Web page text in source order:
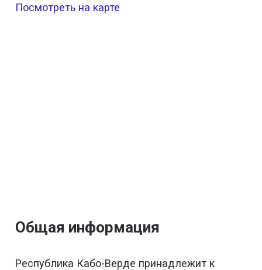
Посмотреть на карте
Общая информация
Республика Кабо-Верде принадлежит к